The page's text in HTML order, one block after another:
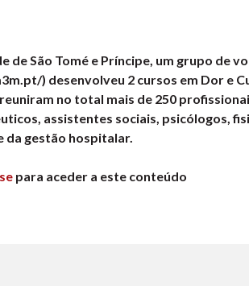
de São Tomé e Príncipe, um grupo de
) desenvolveu 2 cursos em Dor e
no total mais de 250
assistentes sociais, psicólogos,
da gestão hospitalar.
para aceder a este conteúdo